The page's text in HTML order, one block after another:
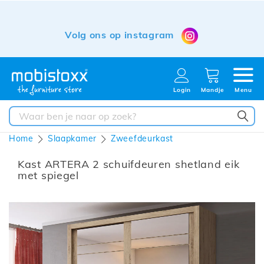
Volg ons op instagram
Login Mandje Menu
Home Slaapkamer Zweefdeurkast
Kast ARTERA 2 schuifdeuren shetland eik
met spiegel
Ga
het
einde
van